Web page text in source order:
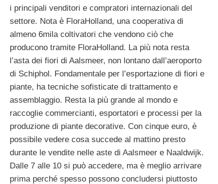
i principali venditori e compratori internazionali del
settore. Nota è FloraHolland, una cooperativa di
almeno 6mila coltivatori che vendono ciò che
producono tramite FloraHolland. La più nota resta
l’asta dei fiori di Aalsmeer, non lontano dall’aeroporto
di Schiphol. Fondamentale per l’esportazione di fiori e
piante, ha tecniche sofisticate di trattamento e
assemblaggio. Resta la più grande al mondo e
raccoglie commercianti, esportatori e processi per la
produzione di piante decorative. Con cinque euro, è
possibile vedere cosa succede al mattino presto
durante le vendite nelle aste di Aalsmeer e Naaldwijk.
Dalle 7 alle 10 si può accedere, ma è meglio arrivare
prima perché spesso possono concludersi piuttosto